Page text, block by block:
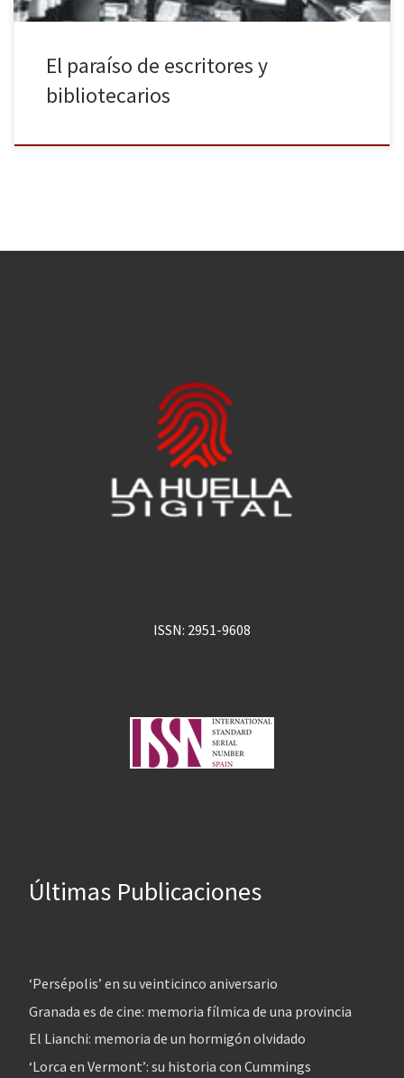
El paraíso de escritores y
bibliotecarios
ISSN: 2951-9608
Últimas Publicaciones
‘Persépolis’ en su veinticinco aniversario
Granada es de cine: memoria fílmica de una provincia
El Lianchi: memoria de un hormigón olvidado
‘Lorca en Vermont’: su historia con Cummings